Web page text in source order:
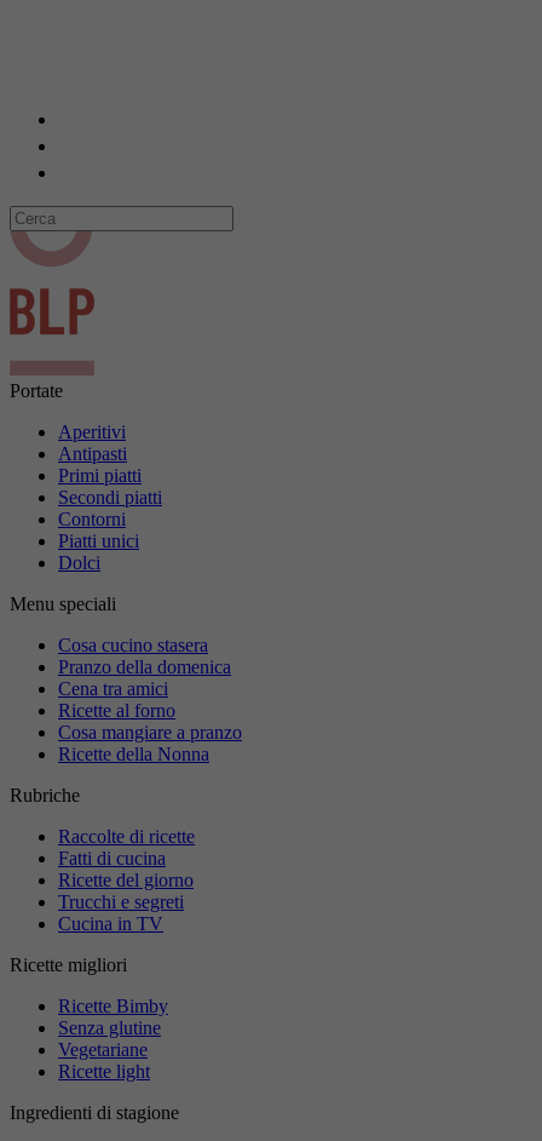
Portate
Aperitivi
Antipasti
Primi piatti
Secondi piatti
Contorni
Piatti unici
Dolci
Menu speciali
Cosa cucino stasera
Pranzo della domenica
Cena tra amici
Ricette al forno
Cosa mangiare a pranzo
Ricette della Nonna
Rubriche
Raccolte di ricette
Fatti di cucina
Ricette del giorno
Trucchi e segreti
Cucina in TV
Ricette migliori
Ricette Bimby
Senza glutine
Vegetariane
Ricette light
Ingredienti di stagione